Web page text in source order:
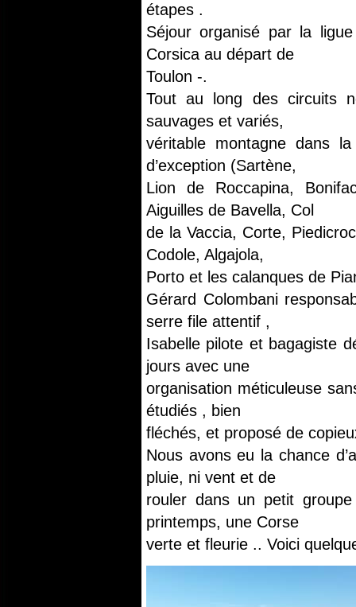
étapes .
Séjour organisé par la
Corsica au départ de
Toulon -.
Tout au long des circuits
sauvages et variés,
véritable montagne dans
d’exception (Sartène,
Lion de Roccapina,
Aiguilles de Bavella, Col
de la Vaccia, Corte,
Codole, Algajola,
Porto et les calanques de
Gérard Colombani
serre file attentif ,
Isabelle pilote et bagagiste
jours avec une
organisation méticuleuse
étudiés , bien
fléchés, et proposé de
Nous avons eu la chance
pluie, ni vent et de
rouler dans un petit
printemps, une Corse
verte et fleurie .. Voici